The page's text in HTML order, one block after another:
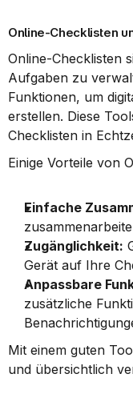
Online-Checklisten
Online-Checklisten
Aufgaben zu
Funktionen, um
erstellen. Diese
Checklisten in
Einige Vorteile von
Einfache
Zugänglichkeit:
Gerät auf Ihre
Anpassbare
zusätzliche
Mit einem guten
und übersichtlich